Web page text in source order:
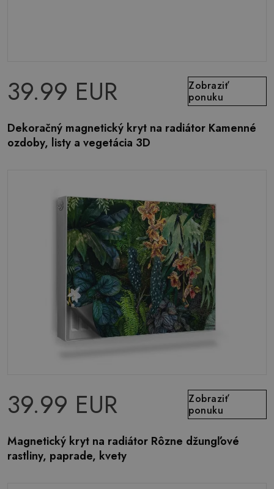
39.99 EUR
Zobraziť
ponuku
Dekoračný magnetický kryt na radiátor Kamenné
ozdoby, listy a vegetácia 3D
39.99 EUR
Zobraziť
ponuku
Magnetický kryt na radiátor Rôzne džungľové
rastliny, paprade, kvety